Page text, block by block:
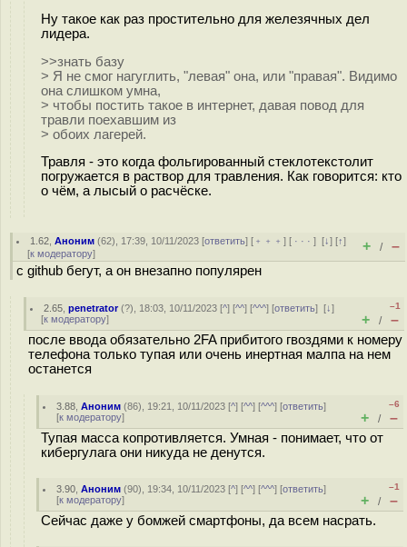
Ну такое как раз простительно для железячных дел
лидера.
>>знать базу
> Я не смог нагуглить, "левая" она, или "правая". Видимо
она слишком умна,
> чтобы постить такое в интернет, давая повод для
травли поехавшим из
> обоих лагерей.
Травля - это когда фольгированный стеклотекстолит
погружается в раствор для травления. Как говорится: кто
о чём, а лысый о расчёске.
1.62 ,Аноним (62), 17:39, 10/11/2023 [ответить] [ ﹢﹢﹢] [ · · ·][↓] [↑]
[к модератору] + / –
с github бегут, а он внезапно популярен
2.65 ,penetrator(?), 18:03, 10/11/2023 [^] [^^] [^^^] [ответить][↓]
[к модератору]
–1
+ / –
после ввода обязательно 2FA прибитого гвоздями к номеру
телефона только тупая или очень инертная малпа на нем
останется
3.88 ,Аноним (86), 19:21, 10/11/2023 [^] [^^] [^^^] [ответить]
[к модератору]
–6
+ / –
Тупая масса копротивляется. Умная - понимает, что от
кибергулага они никуда не денутся.
3.90 ,Аноним (90), 19:34, 10/11/2023 [^] [^^] [^^^] [ответить]
[к модератору]
–1
+ / –
Сейчас даже у бомжей смартфоны, да всем насрать.